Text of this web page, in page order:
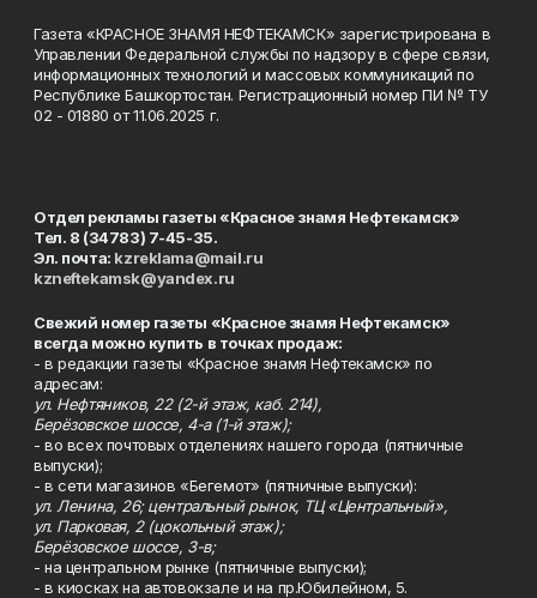
Газета «КРАСНОЕ ЗНАМЯ НЕФТЕКАМСК» зарегистрирована в
Управлении Федеральной службы по надзору в сфере связи,
информационных технологий и массовых коммуникаций по
Республике Башкортостан. Регистрационный номер ПИ № ТУ
02 - 01880 от 11.06.2025 г.
Отдел рекламы газеты «Красное знамя Нефтекамск»
Тел. 8 (34783) 7-45-35.
Эл. почта: kzreklama@mail.ru
kzneftekamsk@yandex.ru
Свежий номер газеты «Красное знамя Нефтекамск»
всегда можно купить в точках продаж:
- в редакции газеты «Красное знамя Нефтекамск» по
адресам:
ул. Нефтяников, 22 (2-й этаж, каб. 214),
Берёзовское шоссе, 4-а (1-й этаж);
- во всех почтовых отделениях нашего города (пятничные
выпуски);
- в сети магазинов «Бегемот» (пятничные выпуски):
ул. Ленина, 26; центральный рынок, ТЦ «Центральный»,
ул. Парковая, 2 (цокольный этаж);
Берёзовское шоссе, 3-в;
- на центральном рынке (пятничные выпуски);
- в киосках на автовокзале и на пр.Юбилейном, 5.